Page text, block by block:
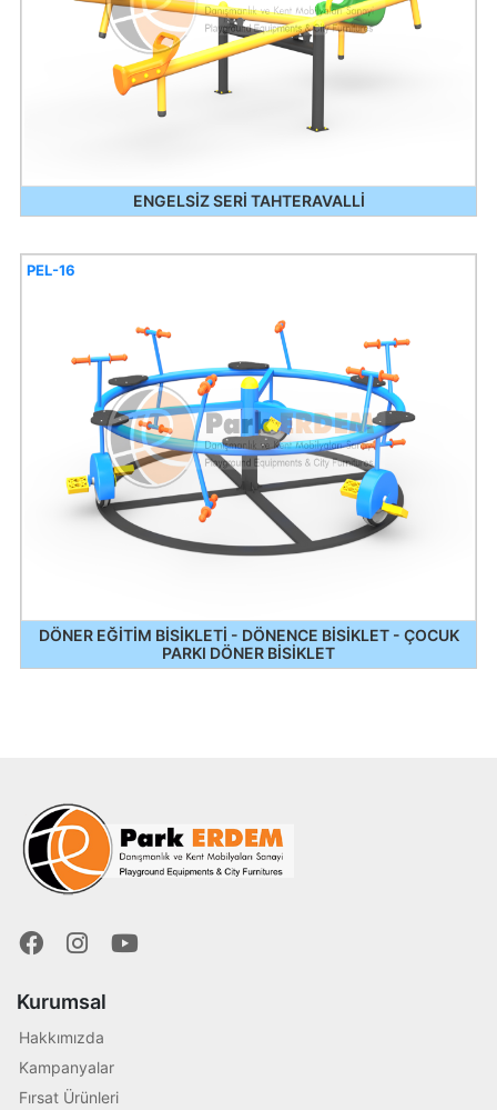
ENGELSİZ SERİ TAHTERAVALLİ
DÖNER EĞİTİM BİSİKLETİ - DÖNENCE BİSİKLET - ÇOCUK
PARKI DÖNER BİSİKLET
PEL-16
Kurumsal
Hakkımızda
Kampanyalar
Fırsat Ürünleri